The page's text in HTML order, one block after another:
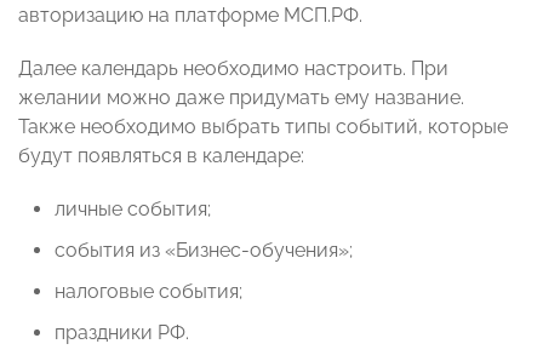
авторизацию на платформе МСП.РФ.
Далее календарь необходимо настроить. При
желании можно даже придумать ему название.
Также необходимо выбрать типы событий, которые
будут появляться в календаре:
личные события;
события из «Бизнес-обучения»;
налоговые события;
праздники РФ.